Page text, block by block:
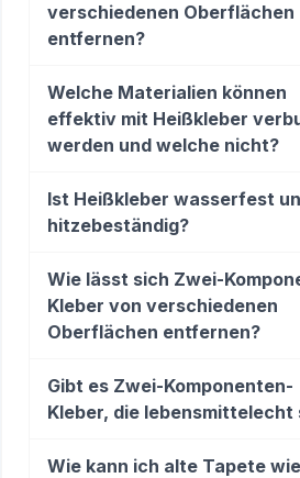
verschiedenen Oberflächen
entfernen?
Welche Materialien können
effektiv mit Heißkleber
werden und welche nicht?
Ist Heißkleber wasserfest
hitzebeständig?
Wie lässt sich Zwei-
Kleber von verschiedenen
Oberflächen entfernen?
Gibt es Zwei-Komponenten-
Kleber, die lebensmittelecht
Wie kann ich alte Tapete